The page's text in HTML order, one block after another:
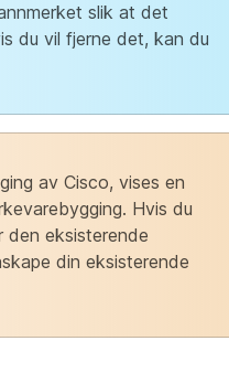
slik at det
du vil fjerne det, kan du
av Cisco, vises en
Hvis du
den eksisterende
din eksisterende